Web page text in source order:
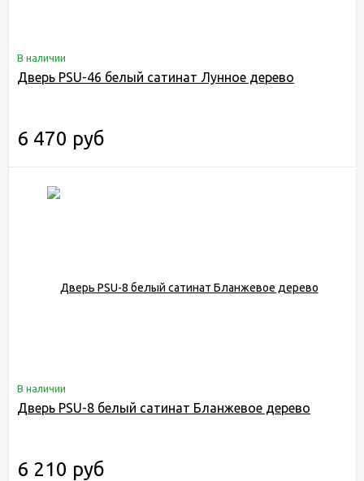
В наличии
Дверь PSU-46 белый сатинат Лунное дерево
6 470 руб
В наличии
Дверь PSU-8 белый сатинат Бланжевое дерево
6 210 руб